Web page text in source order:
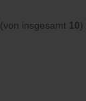
(von insgesamt 10)